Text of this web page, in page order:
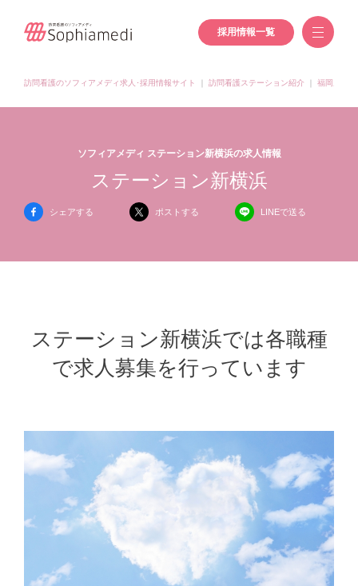
採用情報一覧
訪問看護のソフィアメディ求人･採用情報サイト 訪問看護ステーション紹介 福岡県の
ソフィアメディ ステーション新横浜の求人情報
ステーション新横浜
シェアする ポストする LINEで送る
ステーション新横浜では各職種
で求人募集を行っています